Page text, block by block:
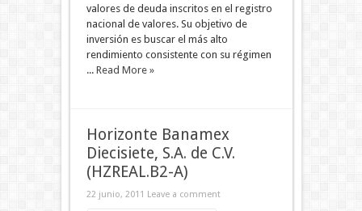
valores de deuda inscritos en el registro
nacional de valores. Su objetivo de
inversión es buscar el más alto
rendimiento consistente con su régimen
... Read More »
Horizonte Banamex
Diecisiete, S.A. de C.V.
(HZREAL.B2-A)
22 junio, 2011 Leave a comment